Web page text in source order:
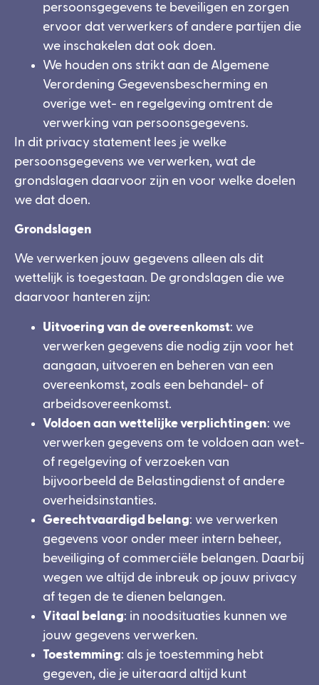
persoonsgegevens te beveiligen en zorgen
ervoor dat verwerkers of andere partijen die
we inschakelen dat ook doen.
We houden ons strikt aan de Algemene
Verordening Gegevensbescherming en
overige wet- en regelgeving omtrent de
verwerking van persoonsgegevens.
In dit privacy statement lees je welke
persoonsgegevens we verwerken, wat de
grondslagen daarvoor zijn en voor welke doelen
we dat doen.
Grondslagen
We verwerken jouw gegevens alleen als dit
wettelijk is toegestaan. De grondslagen die we
daarvoor hanteren zijn:
Uitvoering van de overeenkomst: we
verwerken gegevens die nodig zijn voor het
aangaan, uitvoeren en beheren van een
overeenkomst, zoals een behandel- of
arbeidsovereenkomst.
Voldoen aan wettelijke verplichtingen: we
verwerken gegevens om te voldoen aan wet-
of regelgeving of verzoeken van
bijvoorbeeld de Belastingdienst of andere
overheidsinstanties.
Gerechtvaardigd belang: we verwerken
gegevens voor onder meer intern beheer,
beveiliging of commerciële belangen. Daarbij
wegen we altijd de inbreuk op jouw privacy
af tegen de te dienen belangen.
Vitaal belang: in noodsituaties kunnen we
jouw gegevens verwerken.
Toestemming: als je toestemming hebt
gegeven, die je uiteraard altijd kunt